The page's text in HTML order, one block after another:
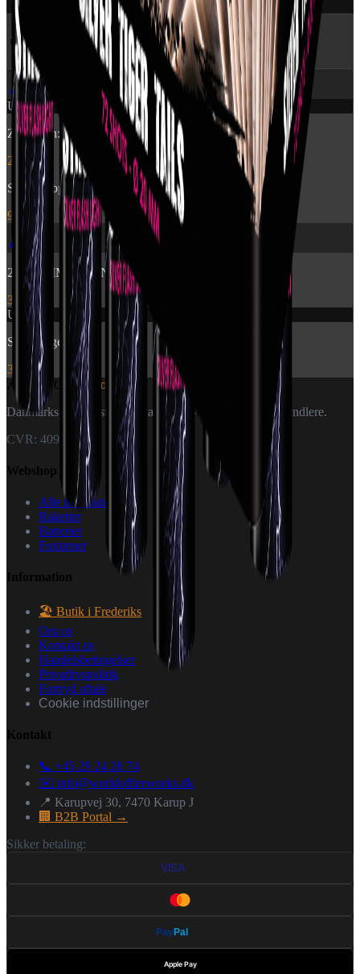
🔥 Flere produkterfra Pyroshow
🎆
Udsolgt
Zensation: Brocade Crown
249 kr.
Stroboscope 60sec
99 kr.
🎆
2840 - TIME RAIN WILLOW CROSSETTE FAN
399 kr.
Udsolgt
Silver Tiger Tails
399 kr.
🎆
World Of Fireworks
Danmarks specialister i fyrværkeri — til private og forhandlere.
CVR: 40926151
Webshop
Alle produkter
Raketter
Batterier
Fontæner
Information
🏖️ Butik i Frederiks
Om os
Kontakt os
Handelsbetingelser
Privatlivspolitik
Fortryd aftale
Cookie indstillinger
Kontakt
📞 +45 29 24 28 74
✉️ info@worldoffireworks.dk
📍 Karupvej 30, 7470 Karup J
🏢 B2B Portal →
Sikker betaling:
VISA
PayPal
Apple Pay